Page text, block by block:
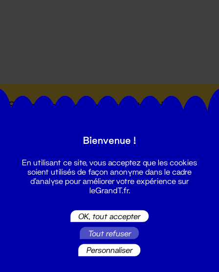
Suivez toutes les actualités du
Bienvenue !
En utilisant ce site, vous acceptez que les cookies
soient utilisés de façon anonyme dans le cadre
d'analyse pour améliorer votre expérience sur
leGrandT.fr.
OK, tout accepter
Tout refuser
Personnaliser